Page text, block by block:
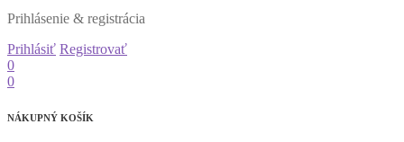
Prihlásenie & registrácia
Prihlásiť Registrovať
0
0
NÁKUPNÝ KOŠÍK